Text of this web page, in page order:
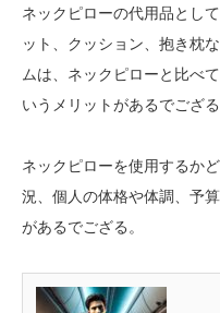
ネックピローの代用品とし
ット、クッション、抱き枕
ムは、ネックピローと比べ
いうメリットがあるでござる
ネックピローを使用するか
況、個人の体格や体調、予
があるでござる。